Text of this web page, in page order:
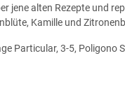
jene alten Rezepte und
Kamille und
Particular, 3-5, Poligono